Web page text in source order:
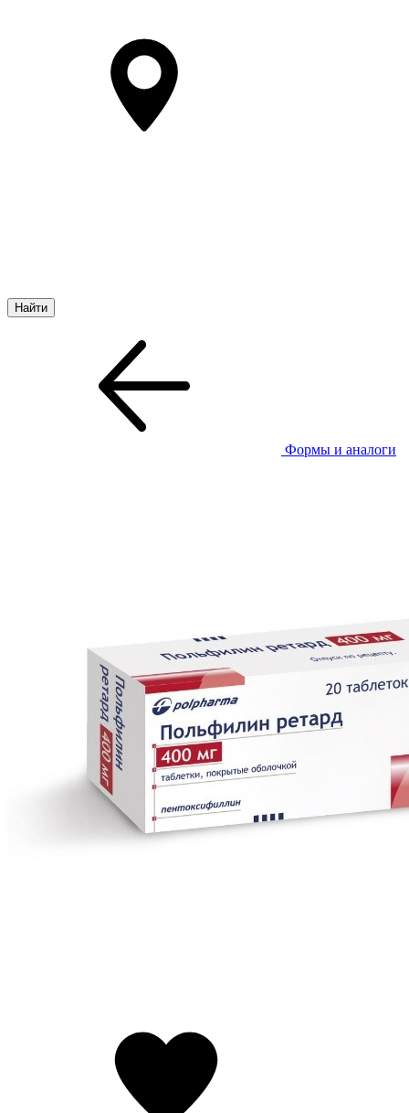
Формы и аналоги